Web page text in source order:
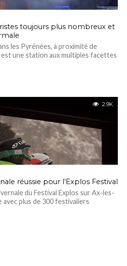
toujours plus nombreux et
les Pyrénées, à proximité de
est une station aux multiples facettes
2.9K
réussie pour l’Explos Festival
du Festival Explos sur Ax-les-
avec plus de 300 festivaliers